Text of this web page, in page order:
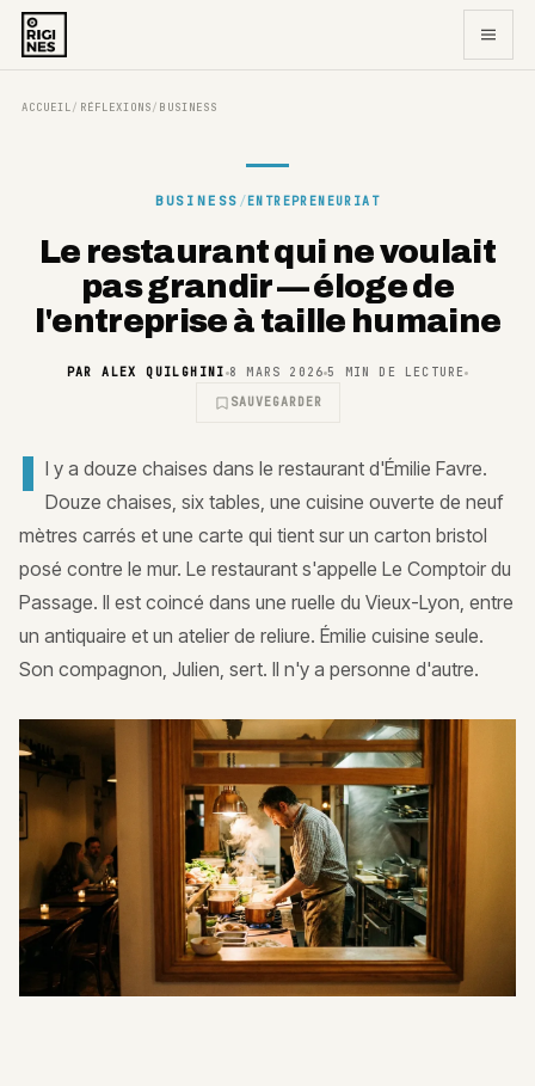
ACCUEIL / RÉFLEXIONS / BUSINESS
BUSINESS /ENTREPRENEURIAT
Le restaurant qui ne voulait
pas grandir — éloge de
l'entreprise à taille humaine
PARALEX QUILGHINI 8 MARS 2026 5
MIN DE LECTURE
SAUVEGARDER
I l y a douze chaises dans le restaurant d'Émilie Favre.
Douze chaises, six tables, une cuisine ouverte de neuf
mètres carrés et une carte qui tient sur un carton bristol
posé contre le mur. Le restaurant s'appelle Le Comptoir du
Passage. Il est coincé dans une ruelle du Vieux-Lyon, entre
un antiquaire et un atelier de reliure. Émilie cuisine seule.
Son compagnon, Julien, sert. Il n'y a personne d'autre.